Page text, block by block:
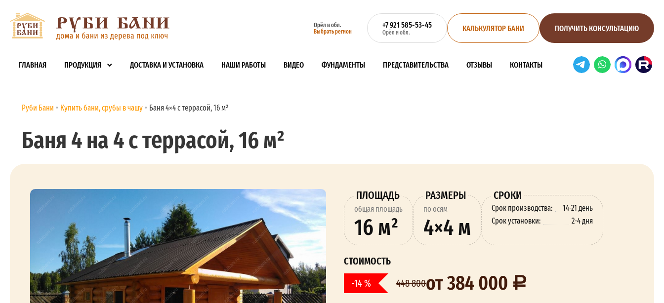
Орёл и обл.
Выбрать регион
+7 921 585-53-45
Орёл и обл. КАЛЬКУЛЯТОР БАНИ ПОЛУЧИТЬ КОНСУЛЬТАЦИЮ
ГЛАВНАЯ ПРОДУКЦИЯ ДОСТАВКА И УСТАНОВКА НАШИ РАБОТЫ ВИДЕО ФУНДАМЕНТЫ ПРЕДСТАВИТЕЛЬСТВА ОТЗЫВЫ КОНТАКТЫ
Руби Бани Купить бани, срубы в чашу Баня 4×4 с террасой, 16 м²
Баня 4 на 4 с террасой, 16 м²
ПЛОЩАДЬ
oбщая площадь
16 м²
РАЗМЕРЫ
по осям
4×4 м
СРОКИ
Срок производства:
14-21 день
Срок установки:
2-4 дня
СТОИМОСТЬ
-14 % 448 800от 384 000